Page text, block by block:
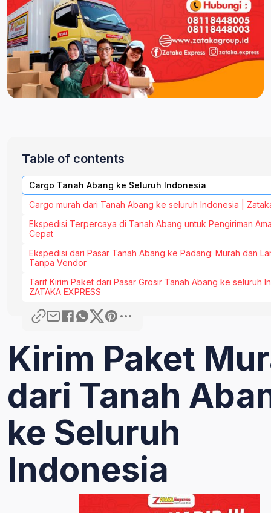
Kirim Paket
dari Tanah
ke Seluruh
Indonesia
Table of contents
Cargo Tanah Abang ke Seluruh Indonesia
Cargo murah dari Tanah Abang ke seluruh Indonesia |
Ekspedisi Terpercaya di Tanah Abang untuk Pengiriman
Cepat
Ekspedisi dari Pasar Tanah Abang ke Padang: Murah dan
Tanpa Vendor
Tarif Kirim Paket dari Pasar Grosir Tanah Abang ke seluruh
ZATAKA EXPRESS